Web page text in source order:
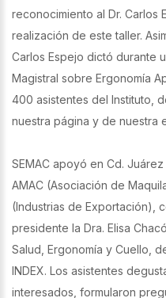
reconocimiento al Dr. Carlos
realización de este taller.
Carlos Espejo dictó durante
Magistral sobre Ergonomía
400 asistentes del Instituto,
nuestra página y de nuestra
SEMAC apoyó en Cd.
AMAC (Asociación de
(Industrias de Exportación),
presidente la Dra. Elisa
Salud, Ergonomía y Cuello,
INDEX. Los asistentes
interesados, formularon